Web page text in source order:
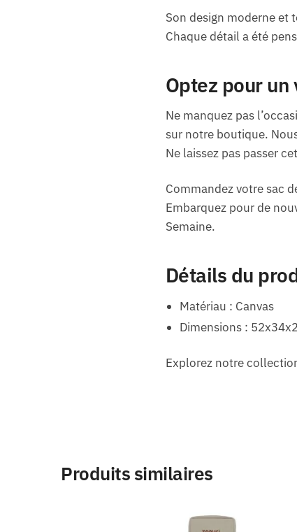
Son design moderne et
Chaque détail a été
Optez pour un
Ne manquez pas
sur notre boutique.
Ne laissez pas passer
Commandez votre sac
Embarquez pour de
Semaine.
Détails du
Matériau : Canvas
Dimensions :
Explorez notre
Produits similaires